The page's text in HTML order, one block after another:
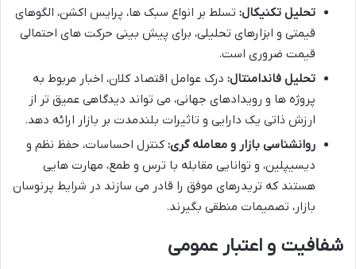
تحلیل تکنیکال: تسلط بر انواع سبک ها، پرایس اکشن، الگوهای
قیمتی و ابزارهای تحلیلی، برای پیش بینی حرکت های احتمالی
قیمت ضروری است.
تحلیل فاندامنتال: درک عوامل اقتصاد کلان، اخبار مربوط به
پروژه ها و رویدادهای جهانی، می تواند دیدگاهی عمیق تر از
ارزش ذاتی یک دارایی و تاثیرات بلندمدت بر بازار ارائه دهد.
روانشناسی بازار و معامله گری: کنترل احساسات، حفظ نظم و
دیسیپلین، و توانایی مقابله با ترس و طمع، مهارت هایی
هستند که تریدرهای موفق را قادر می سازند در شرایط پرنوسان
بازار، تصمیمات منطقی بگیرند.
شفافیت و اعتبار عمومی